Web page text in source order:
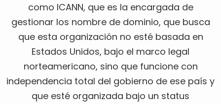
como ICANN, que es la encargada de
gestionar los nombre de dominio, que busca
que esta organización no esté basada en
Estados Unidos, bajo el marco legal
norteamericano, sino que funcione con
independencia total del gobierno de ese país y
que esté organizada bajo un status